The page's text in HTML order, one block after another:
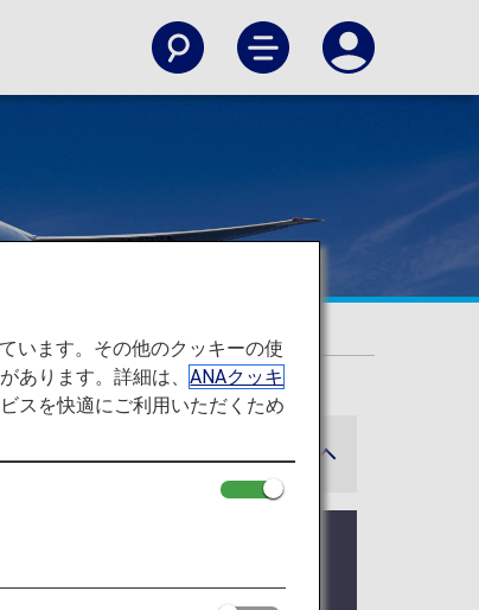
います。その他のクッキーの使
あります。詳細は、ANAクッキ
スを快適にご利用いただくため